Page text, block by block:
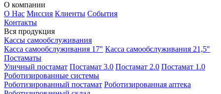
О компании
О Нас Миссия Клиенты События
Контакты
Вся продукция
Кассы самообслуживания
Касса самообслуживания 17" Касса самообслуживания 21,5"
Постаматы
Уличный постамат Постамат 3.0 Постамат 2.0 Постамат 1.0
Роботизированные системы
Роботизированный постамат Роботизированная аптека